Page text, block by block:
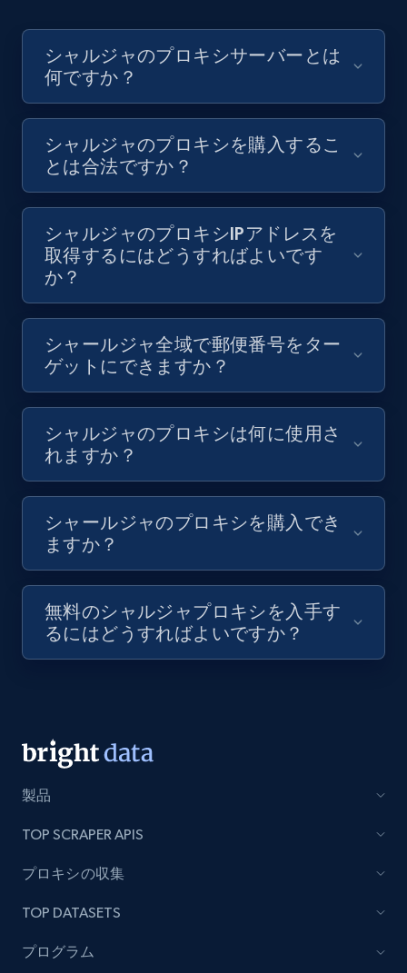
シャルジャのプロキシサーバーとは
何ですか？
シャルジャのプロキシを購入するこ
とは合法ですか？
シャルジャのプロキシIPアドレスを
取得するにはどうすればよいです
か？
シャールジャ全域で郵便番号をター
ゲットにできますか？
シャルジャのプロキシは何に使用さ
れますか？
シャールジャのプロキシを購入でき
ますか？
無料のシャルジャプロキシを入手す
るにはどうすればよいですか？
製品
TOP SCRAPER APIS
プロキシの収集
TOP DATASETS
プログラム